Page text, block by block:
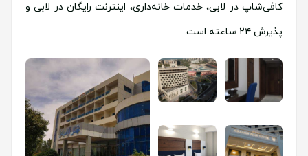
کافی‌شاپ در لابی، خدمات خانه‌داری، اینترنت رایگان در لابی و
پذیرش ۲۴ ساعته است.